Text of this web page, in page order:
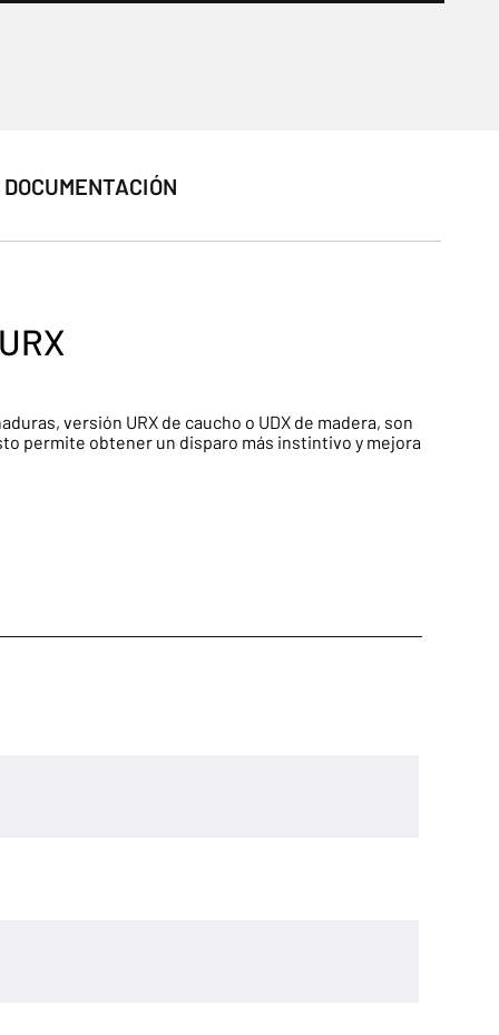
DOCUMENTACIÓN
versión URX de caucho o UDX de madera, son
permite obtener un disparo más instintivo y mejora